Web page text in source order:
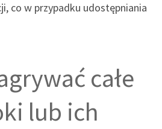
co w przypadku udostępniania
całe
lub ich